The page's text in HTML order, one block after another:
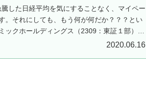
した日経平均を気にすることなく、マイペー
。それにしても、もう何が何だか？？？とい
ックホールディングス（2309：東証１部）を
2020.06.16